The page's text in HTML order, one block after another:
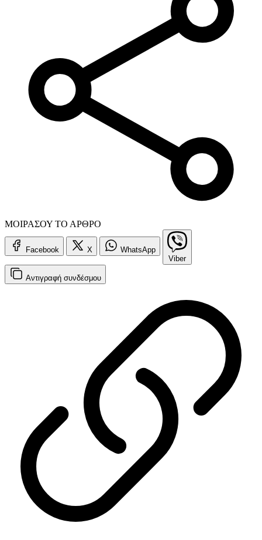
ΜΟΙΡΑΣΟΥ ΤΟ ΑΡΘΡΟ
Facebook X
WhatsApp
Viber
Αντιγραφή συνδέσμου